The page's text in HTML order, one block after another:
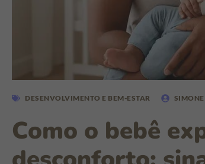
DESENVOLVIMENTO E BEM-ESTAR
Como o bebê